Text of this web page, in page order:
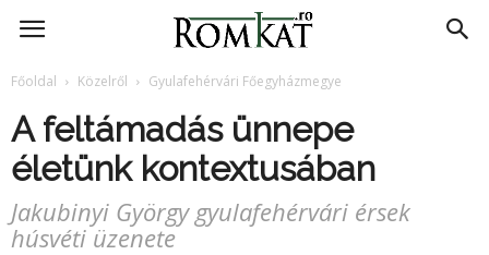
RomKat.ro
Főoldal Közelről Gyulafehérvári Főegyházmegye
A feltámadás ünnepe
életünk kontextusában
Jakubinyi György gyulafehérvári érsek
húsvéti üzenete